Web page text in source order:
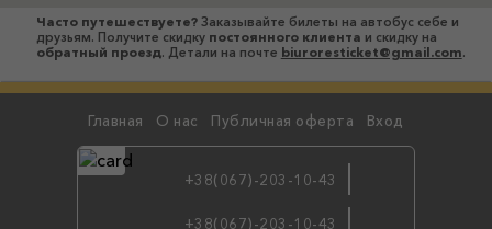
Часто путешествуете?Заказывайте билеты на автобус себе и
друзьям. Получите скидку постоянного клиента и скидку на
обратный проезд. Детали на почте biuroresticket@gmail.com.
Главная О нас Публичная оферта Вход
+38(067)-203-10-43
+38(067)-203-10-43